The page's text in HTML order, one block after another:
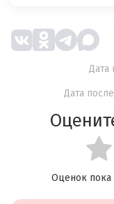
Дата
Дата
Оценок пока